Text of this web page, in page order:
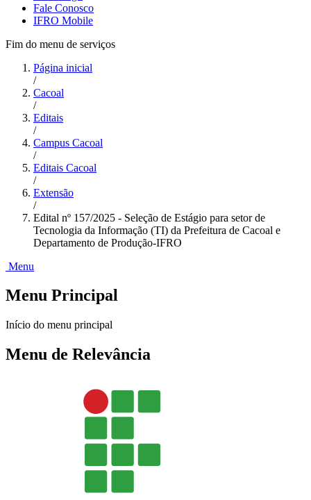
Fale Conosco
IFRO Mobile
Fim do menu de serviços
Página inicial
/
Cacoal
/
Editais
/
Campus Cacoal
/
Editais Cacoal
/
Extensão
/
Edital nº 157/2025 - Seleção de Estágio para setor de
Tecnologia da Informação (TI) da Prefeitura de Cacoal e
Departamento de Produção-IFRO
Menu
Menu Principal
Início do menu principal
Menu de Relevância